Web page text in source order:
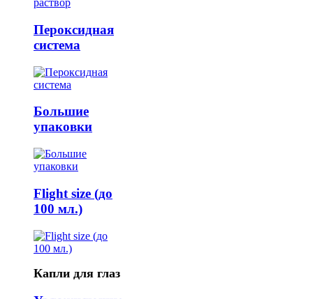
Пероксидная
система
Большие
упаковки
Flight size (до
100 мл.)
Капли для глаз